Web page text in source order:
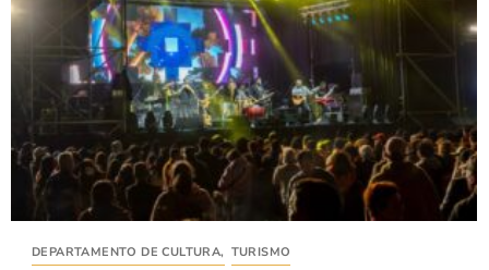
DEPARTAMENTO DE CULTURA, TURISMO